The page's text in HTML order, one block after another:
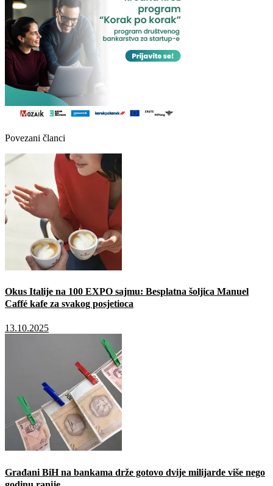
Povezani članci
Okus Italije na 100 EXPO sajmu: Besplatna šoljica Manuel
Caffé kafe za svakog posjetioca
13.10.2025
Građani BiH na bankama drže gotovo dvije milijarde više nego